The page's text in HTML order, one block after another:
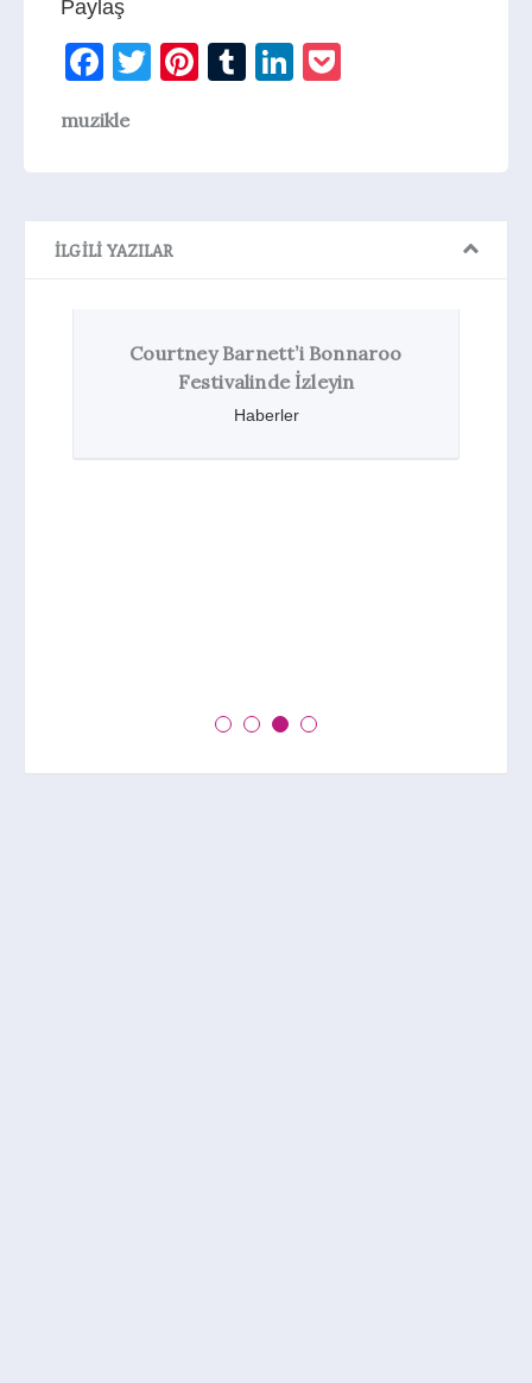
Paylaş
Facebook
Twitter
Pinterest
TumblrLinkedIn
muzikle
İLGILI YAZILAR
Courtney Barnett’i Bonnaroo
Festivalinde İzleyin
Haberler